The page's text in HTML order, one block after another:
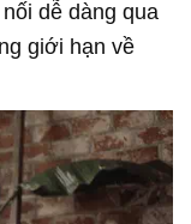
dễ dàng qua
giới hạn về